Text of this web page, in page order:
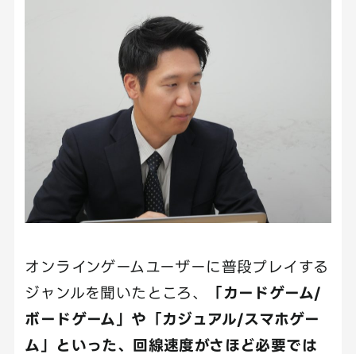
オンラインゲームユーザーに普段プレイする
ジャンルを聞いたところ、
「カードゲーム/
ボードゲーム」や「カジュアル/スマホゲー
ム」といった、回線速度がさほど必要では